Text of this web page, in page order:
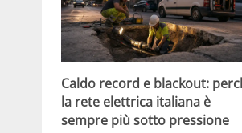
Caldo record e blackout:
la rete elettrica italiana è
sempre più sotto pressione